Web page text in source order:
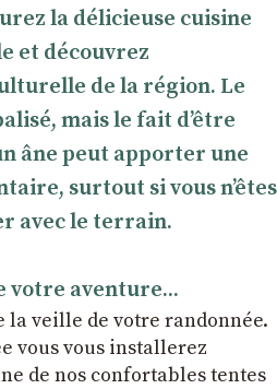
la délicieuse cuisine
et découvrez
de la région. Le
mais le fait d’être
âne peut apporter une
surtout si vous n’êtes
avec le terrain.
votre aventure...
la veille de votre randonnée.
vous vous installerez
de nos confortables tentes